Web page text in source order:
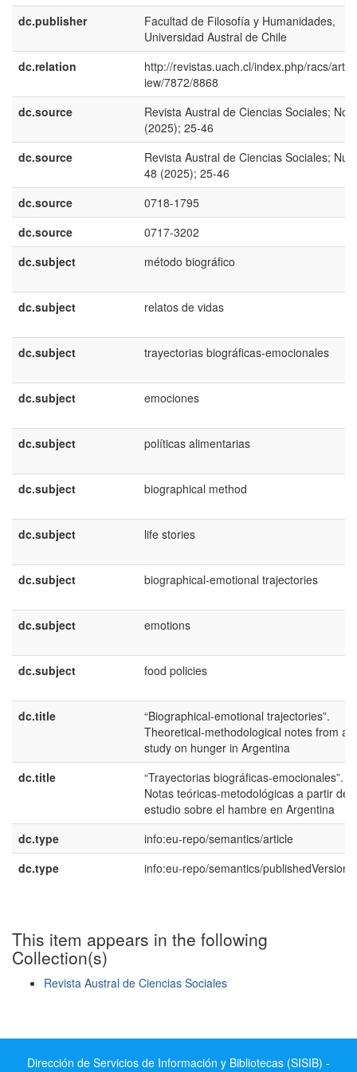
dc.publisher
Facultad de Filosofía y Humanidades,
Universidad Austral de Chile
dc.relation
http://revistas.uach.cl/index.php/racs/
iew/7872/8868
dc.source
Revista Austral de Ciencias Sociales; No.
(2025); 25-46
dc.source
Revista Austral de Ciencias Sociales;
48 (2025); 25-46
dc.source
0718-1795
dc.source
0717-3202
dc.subject
método biográfico
dc.subject relatos de vidas
dc.subject trayectorias biográficas-emocionales
dc.subject emociones
dc.subject políticas alimentarias
dc.subject biographical method
dc.subject life stories
dc.subject biographical-emotional trajectories
dc.subject emotions
dc.subject food policies
dc.title
“Biographical-emotional trajectories”.
Theoretical-methodological notes from a
study on hunger in Argentina
dc.title
“Trayectorias biográficas-emocionales”.
Notas teóricas-metodológicas a partir de
estudio sobre el hambre en Argentina
dc.type
info:eu-repo/semantics/article
dc.type
info:eu-repo/semantics/publishedVersion
This item appears in the following
Collection(s)
Revista Austral de Ciencias Sociales
Dirección de Servicios de Información y Bibliotecas (SISIB) -